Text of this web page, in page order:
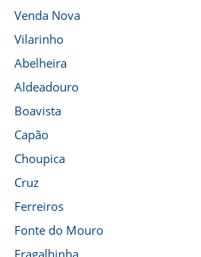
Venda Nova
Vilarinho
Abelheira
Aldeadouro
Boavista
Capão
Choupica
Cruz
Ferreiros
Fonte do Mouro
Fragalhinha